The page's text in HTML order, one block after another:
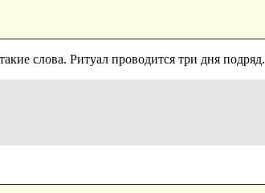
слова. Ритуал проводится три дня подряд.